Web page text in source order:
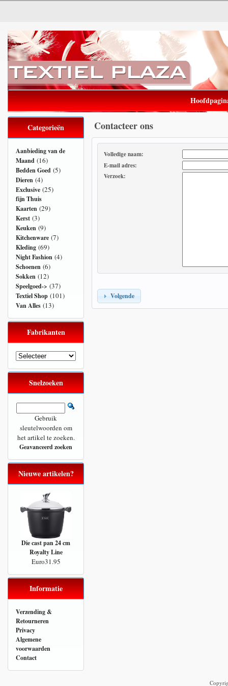
Contacteer ons
Volledige naam:
E-mail adres:
Verzoek:
Volgende
Categorieën
Aanbieding van de
Maand (16)
Bedden Goed (5)
Dieren (4)
Exclusive (25)
fijn Thuis
Kaarten (29)
Kerst (3)
Keuken (9)
Kitchenware (7)
Kleding (69)
Night Fashion (4)
Schoenen (6)
Sokken (12)
Speelgoed-> (37)
Textiel Shop (101)
Van Alles (13)
Fabrikanten
Snelzoeken
Gebruik
sleutelwoorden om
het artikel te zoeken.
Geavanceerd zoeken
Nieuwe artikelen?
Die cast pan 24 cm
Royalty Line
Euro31.95
Informatie
Verzending &
Retourneren
Privacy
Algemene
voorwaarden
Contact